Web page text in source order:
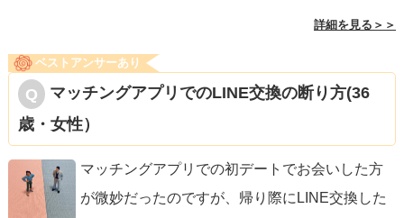
詳細を見る＞＞
ベストアンサーあり
マッチングアプリでのLINE交換の断り方(36
歳・女性）
マッチングアプリでの初デートでお会いした方
が微妙だったのですが、帰り際にLINE交換した